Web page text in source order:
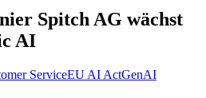
Spitch AG wächst
AI
ServiceEU AI ActGenAI